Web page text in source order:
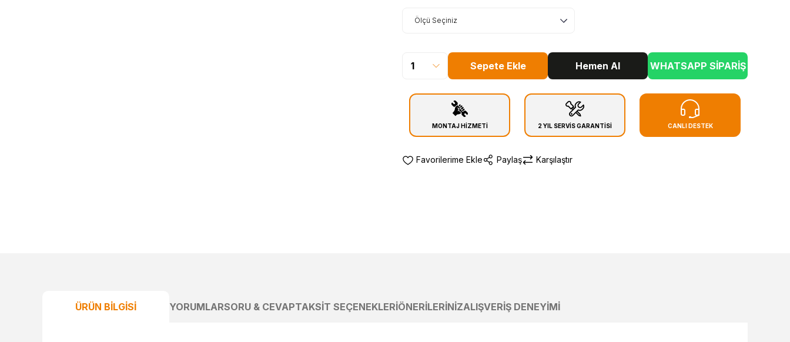
Sepete Ekle Hemen Al WHATSAPP SİPARİŞ
MONTAJ HİZMETİ 2 YIL SERVİS GARANTİSİ CANLI DESTEK
Paylaş Karşılaştır
ÜRÜN BILGISI YORUMLARSORU & CEVAPTAKSIT SEÇENEKLERIÖNERILERINIZALIŞVERIŞ DENEYIMI